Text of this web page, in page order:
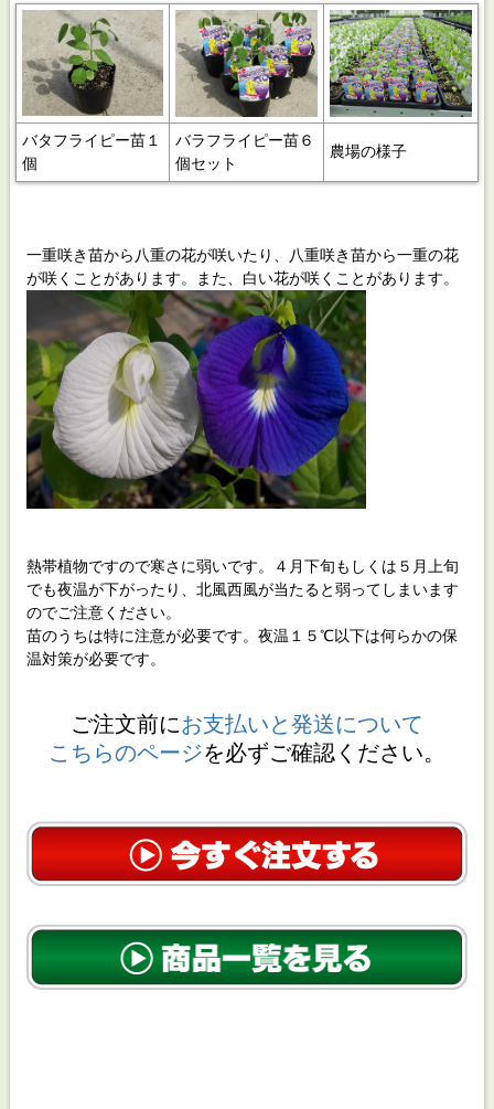
バタフライピー苗１
個
バラフライピー苗６
個セット
農場の様子
一重咲き苗から八重の花が咲いたり、八重咲き苗から一重の花
が咲くことがあります。また、白い花が咲くことがあります。
熱帯植物ですので寒さに弱いです。４月下旬もしくは５月上旬
でも夜温が下がったり、北風西風が当たると弱ってしまいます
のでご注意ください。
苗のうちは特に注意が必要です。夜温１５℃以下は何らかの保
温対策が必要です。
ご注文前にお支払いと発送について
こちらのページを必ずご確認ください。